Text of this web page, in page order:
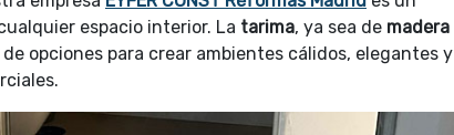
espacio interior. La tarima, ya sea de madera
opciones para crear ambientes cálidos, elegantes y